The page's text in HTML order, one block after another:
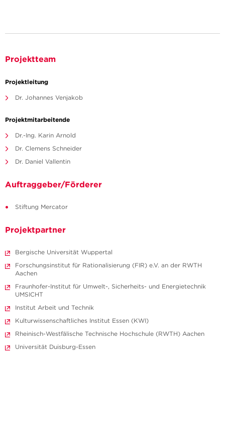
Projektteam
Projektleitung
Dr. Johannes Venjakob
Projektmitarbeitende
Dr.-Ing. Karin Arnold
Dr. Clemens Schneider
Dr. Daniel Vallentin
Auftraggeber/Förderer
Stiftung Mercator
Projektpartner
Bergische Universität Wuppertal
Forschungsinstitut für Rationalisierung (FIR) e.V. an der RWTH
Aachen
Fraunhofer-Institut für Umwelt-, Sicherheits- und Energietechnik
UMSICHT
Institut Arbeit und Technik
Kulturwissenschaftliches Institut Essen (KWI)
Rheinisch-Westfälische Technische Hochschule (RWTH) Aachen
Universität Duisburg-Essen